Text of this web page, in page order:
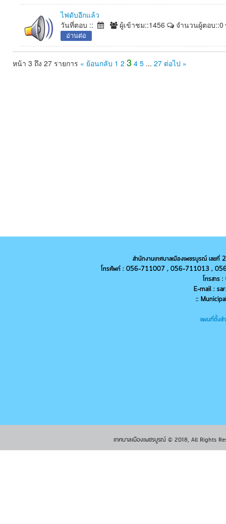
ไฟดับอีกแล้ว
วันที่ตอบ ::
ผู้เข้าชม::1456 จำนวนผู้ตอบ::0
อ่านต่อ
หน้า 3 ถึง 27 รายการ « ย้อนกลับ 1 2 3 4 5 ... 27 ต่อไป »
สำนักงานเทศบาลเมืองเพชรบูรณ์ เลข
โทรศัพท์ : 056-711007 , 056-711013 ,
โทรสา
E-mail :
::
แผนที่ตั้งส
เทศบาลเมืองเพชรบูรณ์ © 2018, All Rights